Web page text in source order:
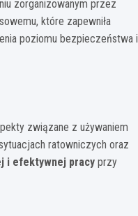
zorganizowanym przez
które zapewniła
poziomu bezpieczeństwa i
związane z używaniem
ratowniczych oraz
i efektywnej pracy przy